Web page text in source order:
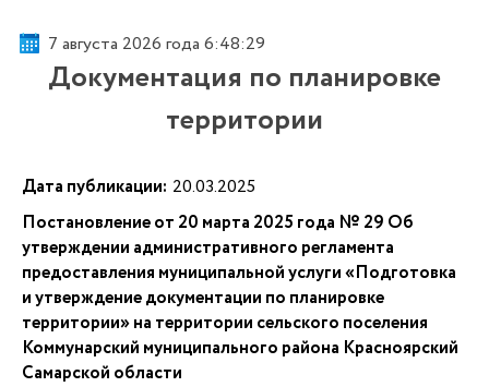
7 августа 2026 года 6:48:30
Документация по планировке
территории
Дата публикации: 20.03.2025
Постановление от 20 марта 2025 года № 29 Об
утверждении административного регламента
предоставления муниципальной услуги «Подготовка
и утверждение документации по планировке
территории» на территории сельского поселения
Коммунарский муниципального района Красноярский
Самарской области